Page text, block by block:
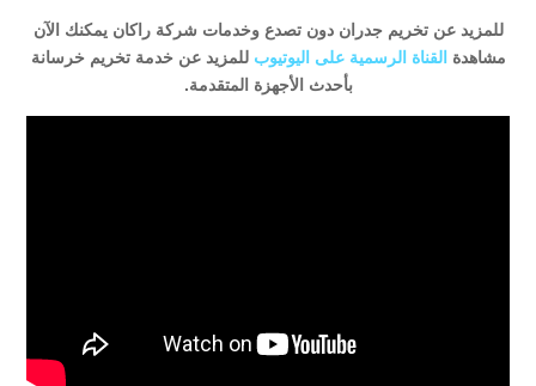
للمزيد عن تخريم جدران دون تصدع وخدمات شركة راكان يمكنك الآن
مشاهدة القناة الرسمية على اليوتيوب للمزيد عن خدمة تخريم خرسانة
بأحدث الأجهزة المتقدمة.